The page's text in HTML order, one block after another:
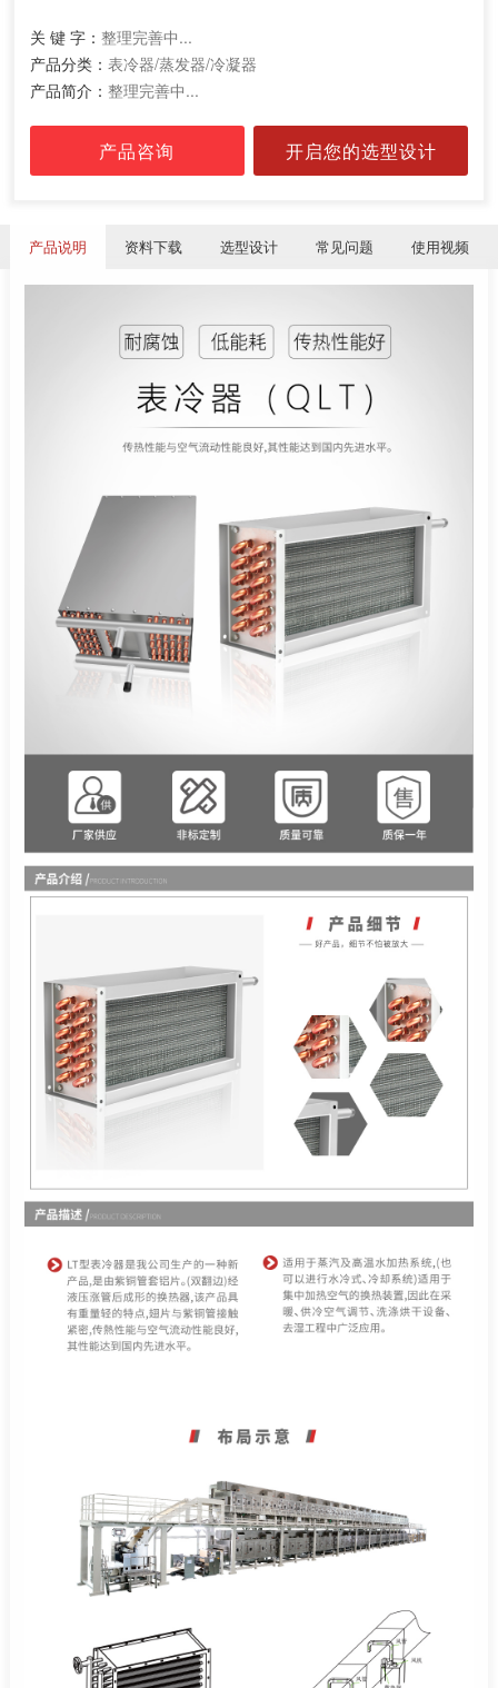
关 键 字： 整理完善中...
产品分类： 表冷器/蒸发器/冷凝器
产品简介： 整理完善中...
产品咨询 开启您的选型设计
产品说明 资料下载 选型设计 常见问题 使用视频